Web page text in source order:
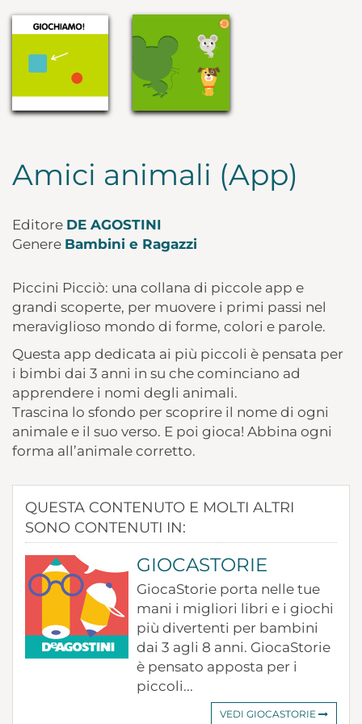
Amici animali (App)
Editore DE AGOSTINI
Genere Bambini e Ragazzi
Piccini Picciò: una collana di piccole app e
grandi scoperte, per muovere i primi passi nel
meraviglioso mondo di forme, colori e parole.
Questa app dedicata ai più piccoli è pensata per
i bimbi dai 3 anni in su che cominciano ad
apprendere i nomi degli animali.
Trascina lo sfondo per scoprire il nome di ogni
animale e il suo verso. E poi gioca! Abbina ogni
forma all’animale corretto.
QUESTA CONTENUTO E MOLTI ALTRI
SONO CONTENUTI IN:
GIOCASTORIE
GiocaStorie porta nelle tue
mani i migliori libri e i giochi
più divertenti per bambini
dai 3 agli 8 anni. GiocaStorie
è pensato apposta per i
piccoli...
VEDI GIOCASTORIE